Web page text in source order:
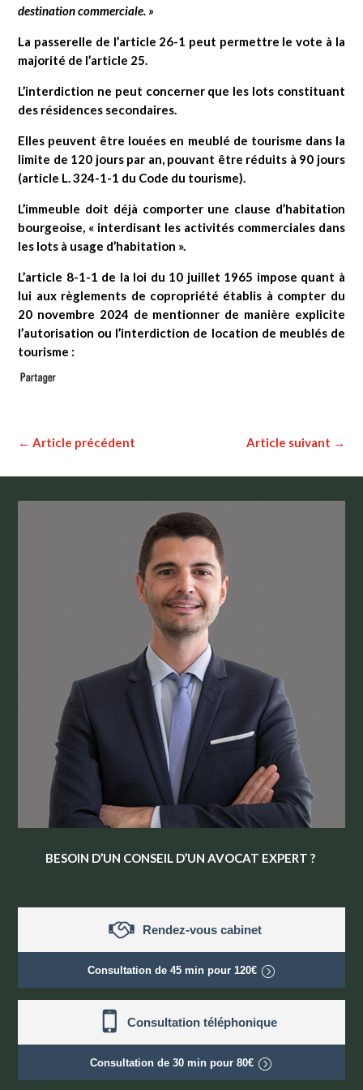
destination commerciale. »
La passerelle de l’article 26-1 peut permettre le vote à la
majorité de l’article 25.
L’interdiction ne peut concerner que les lots constituant
des résidences secondaires.
Elles peuvent être louées en meublé de tourisme dans la
limite de 120 jours par an, pouvant être réduits à 90 jours
(article L. 324-1-1 du Code du tourisme).
L’immeuble doit déjà comporter une clause d’habitation
bourgeoise, « interdisant les activités commerciales dans
les lots à usage d’habitation ».
L’article 8-1-1 de la loi du 10 juillet 1965 impose quant à
lui aux règlements de copropriété établis à compter du
20 novembre 2024 de mentionner de manière explicite
l’autorisation ou l’interdiction de location de meublés de
tourisme :
←Article précédent Article suivant →
BESOIN D’UN CONSEIL D’UN AVOCAT EXPERT ?
Rendez-vous cabinet
Consultation de 45 minpour 120€
Consultation téléphonique
Consultation de 30 min pour 80€